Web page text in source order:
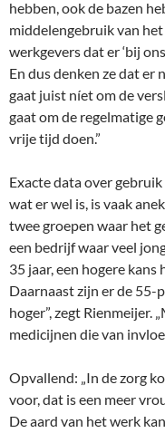
hebben, ook de bazen
middelengebruik van
werkgevers dat er ‘bij
En dus denken ze dat er
gaat juist níet om de
gaat om de regelmatige
vrije tijd doen.”
Exacte data over
wat er wel is, is vaak
twee groepen waar het
een bedrijf waar veel
35 jaar, een hogere
Daarnaast zijn er de 55-
hoger”, zegt Rienmeijer.
medicijnen die van
Opvallend: „In de zorg
voor, dat is een meer
De aard van het werk